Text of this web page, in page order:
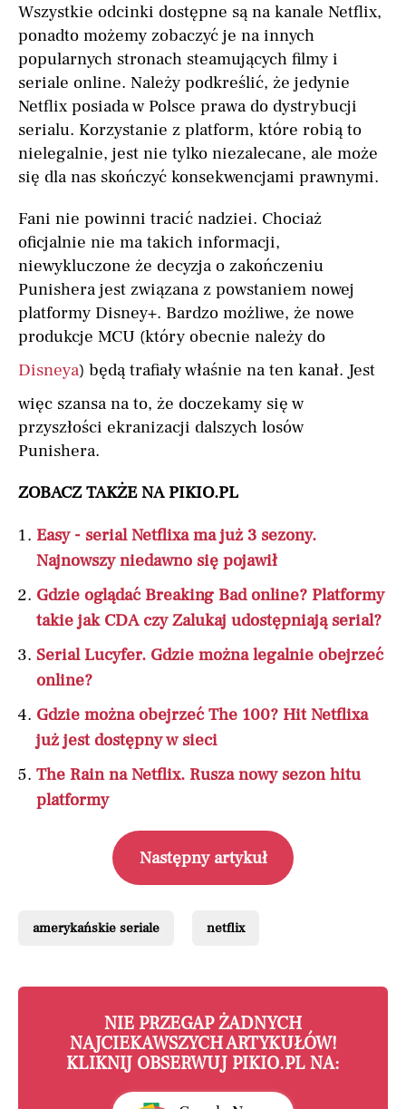
Wszystkie odcinki dostępne są na kanale Netflix,
ponadto możemy zobaczyć je na innych
popularnych stronach steamujących filmy i
seriale online. Należy podkreślić, że jedynie
Netflix posiada w Polsce prawa do dystrybucji
serialu. Korzystanie z platform, które robią to
nielegalnie, jest nie tylko niezalecane, ale może
się dla nas skończyć konsekwencjami prawnymi.
Fani nie powinni tracić nadziei. Chociaż
oficjalnie nie ma takich informacji,
niewykluczone że decyzja o zakończeniu
Punishera jest związana z powstaniem nowej
platformy Disney+. Bardzo możliwe, że nowe
produkcje MCU (który obecnie należy do
Disneya) będą trafiały właśnie na ten kanał. Jest
więc szansa na to, że doczekamy się w
przyszłości ekranizacji dalszych losów
Punishera.
ZOBACZ TAKŻE NA PIKIO.PL
Easy - serial Netflixa ma już 3 sezony.
Najnowszy niedawno się pojawił
Gdzie oglądać Breaking Bad online? Platformy
takie jak CDA czy Zalukaj udostępniają serial?
Serial Lucyfer. Gdzie można legalnie obejrzeć
online?
Gdzie można obejrzeć The 100? Hit Netflixa
już jest dostępny w sieci
The Rain na Netflix. Rusza nowy sezon hitu
platformy
Następny artykuł
amerykańskie seriale netflix
NIE PRZEGAP ŻADNYCH
NAJCIEKAWSZYCH ARTYKUŁÓW!
KLIKNIJ OBSERWUJ PIKIO.PL NA: